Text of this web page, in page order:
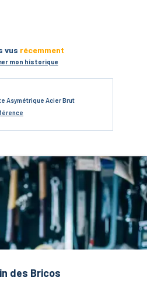
vus récemment
mon historique
Asymétrique Acier Brut
des Bricos